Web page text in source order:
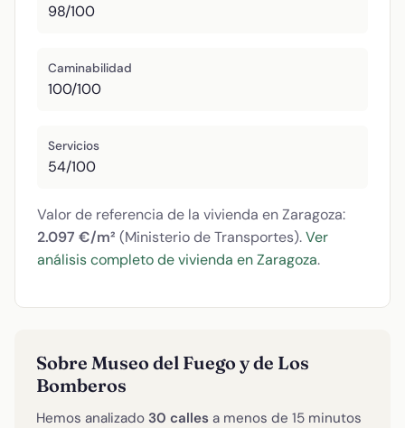
98/100
Caminabilidad
100/100
Servicios
54/100
Valor de referencia de la vivienda en Zaragoza:
2.097 €/m² (Ministerio de Transportes).Ver
análisis completo de vivienda en Zaragoza.
Sobre Museo del Fuego y de Los
Bomberos
Hemos analizado 30 calles a menos de 15 minutos